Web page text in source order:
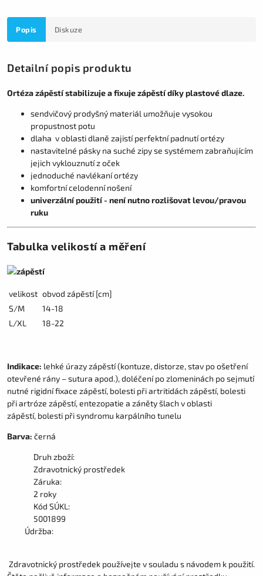
Popis Diskuze
Detailní popis produktu
Ortéza zápěstí stabilizuje a fixuje zápěstí díky plastové dlaze.
sendvičový prodyšný materiál umožňuje vysokou
propustnost potu
dlaha v oblasti dlaně zajistí perfektní padnutí ortézy
nastavitelné pásky na suché zipy se systémem zabraňujícím
jejich vyklouznutí z oček
jednoduché navlékaní ortézy
komfortní celodenní nošení
univerzální použití - není nutno rozlišovat levou/pravou
ruku
Tabulka velikostí a měření
velikost obvod zápěstí [cm]
S/M
14-18
L/XL
18-22
Indikace: lehké úrazy zápěstí (kontuze, distorze, stav po ošetření
otevřené rány – sutura apod.), doléčení po zlomeninách po sejmutí
nutné rigidní fixace zápěstí, bolesti při artritidách zápěstí, bolesti
při artróze zápěstí, entezopatie a záněty šlach v oblasti
zápěstí, bolesti přisyndromu karpálního tunelu
Barva: černá
Druh zboží:
Zdravotnický prostředek
Záruka:
2 roky
Kód SÚKL:
5001899
Údržba:
Zdravotnický prostředek používejte v souladu s návodem k použití.